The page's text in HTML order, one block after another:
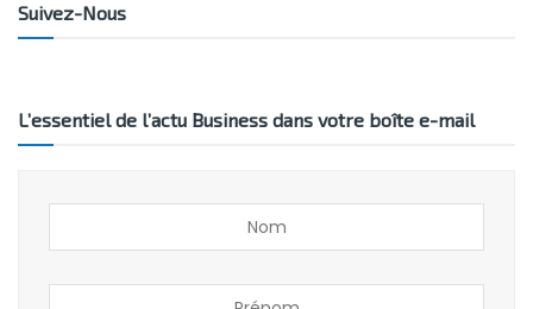
Suivez-Nous
L’essentiel de l’actu Business dans votre boîte e-mail